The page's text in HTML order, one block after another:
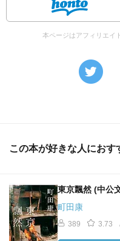
本ページはアフィリエイ
この本が好きな人におす
東京飄然 (中公
町田康
389 3.73